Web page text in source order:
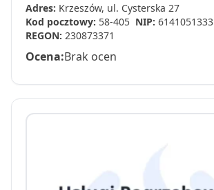
Adres: Krzeszów, ul. Cysterska 27
Kod pocztowy: 58-405 NIP: 6141051333
REGON: 230873371
Ocena:Brak ocen